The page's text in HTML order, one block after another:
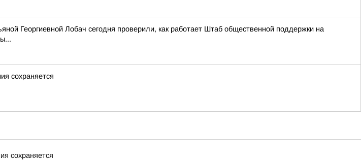
Георгиевной Лобач сегодня проверили, как работает Штаб общественной поддержки на
сохраняется
сохраняется